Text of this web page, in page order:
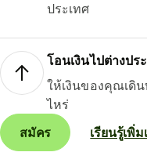
ประเทศ
โอนเงินไปต่างปร
ให้เงินของคุณเดิน
ไหร่
สมัคร
เรียนรู้เพิ่ม